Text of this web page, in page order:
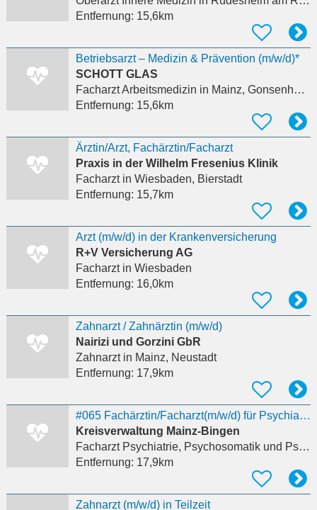
Entfernung: 15,6km
Betriebsarzt – Medizin & Prävention (m/w/d)*
SCHOTT GLAS
Facharzt Arbeitsmedizin in Mainz, Gonsenheim
Entfernung: 15,6km
Ärztin/Arzt, Fachärztin/Facharzt
Praxis in der Wilhelm Fresenius Klinik
Facharztin Wiesbaden, Bierstadt
Entfernung: 15,7km
Arzt (m/w/d) in der Krankenversicherung
R+V Versicherung AG
Facharztin Wiesbaden
Entfernung: 16,0km
Zahnarzt / Zahnärztin (m/w/d)
Nairizi und Gorzini GbR
Zahnarztin Mainz, Neustadt
Entfernung: 17,9km
#065 Fachärztin/Facharzt(m/w/d) für Psychiatrie Abt.42 Gesundheitswesen Fachb. Amtsärztlicher
Kreisverwaltung Mainz-Bingen
Facharzt Psychiatrie, Psychosomatik und Psychotherapie
Entfernung: 17,9km
Zahnarzt (m/w/d) in Teilzeit